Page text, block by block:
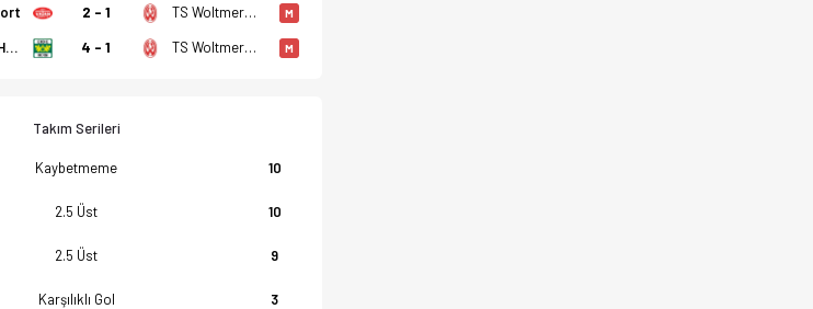
2 - 1 TS Woltmershausen M
TV Eiche Horn 4 - 1 TS Woltmershausen M
Takım Serileri
Kaybetmeme 10
2.5 Üst 10
2.5 Üst 9
Karşılıklı Gol 3